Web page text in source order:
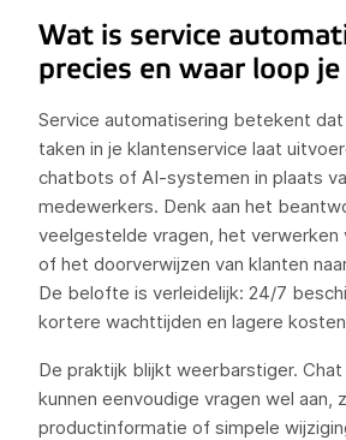
Wat is service
precies en waar loop
Service automatisering betekent
taken in je klantenservice laat
chatbots of AI-systemen in plaats
medewerkers. Denk aan het
veelgestelde vragen, het verwerken
of het doorverwijzen van klanten
De belofte is verleidelijk: 24/7
kortere wachttijden en lagere
De praktijk blijkt weerbarstiger.
kunnen eenvoudige vragen wel aan,
productinformatie of simpele